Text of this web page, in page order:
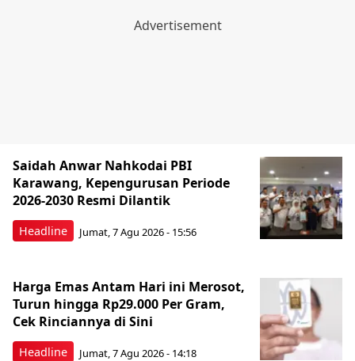
Headline
Saidah Anwar Nahkodai PBI
Karawang, Kepengurusan Periode
2026-2030 Resmi Dilantik
Jumat, 7 Agu 2026 - 15:56
Headline
Harga Emas Antam Hari ini Merosot,
Turun hingga Rp29.000 Per Gram,
Cek Rinciannya di Sini
Jumat, 7 Agu 2026 - 14:18